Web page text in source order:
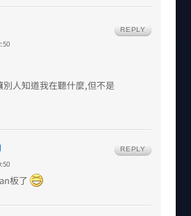
人知道我在聽什麼,但不是
REPLY
板了
REPLY